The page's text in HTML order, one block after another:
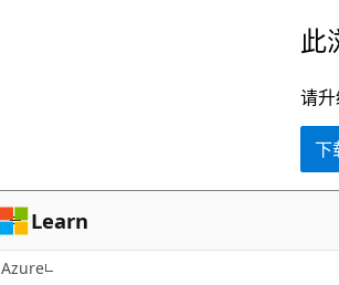
容
此
请
下
Learn
Azure